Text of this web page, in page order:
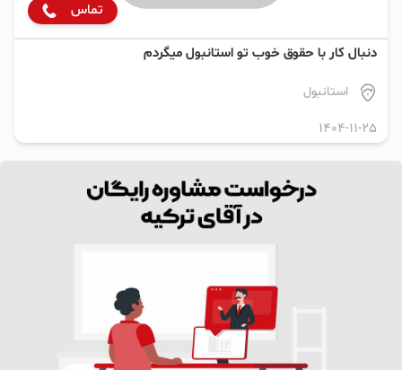
تماس
دنبال کار با حقوق خوب تو استانبول میگردم
استانبول
1404-11-25